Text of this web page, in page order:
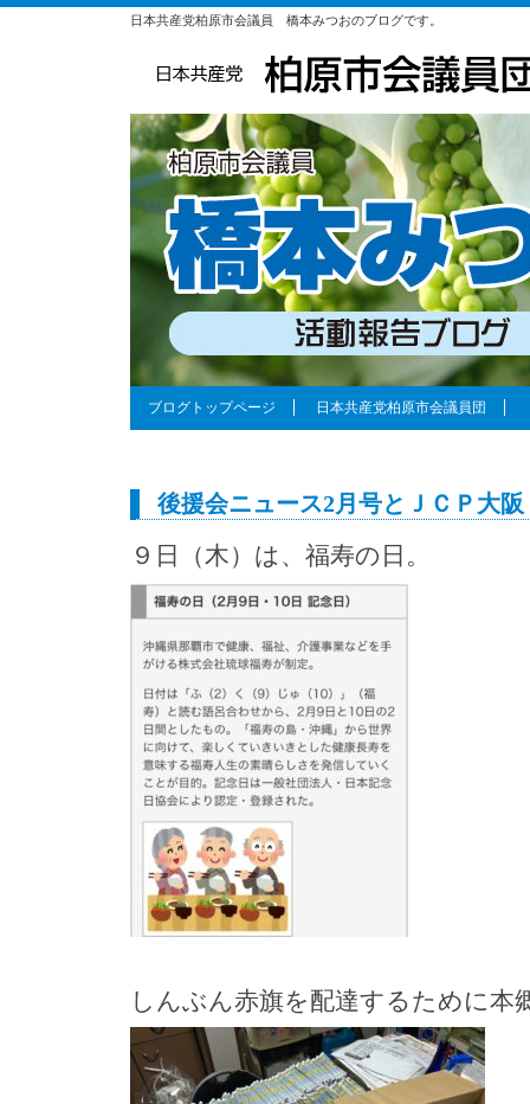
日本共産党柏原市会議員 橋本みつおのブログです。
ブログトップページ 日本共産党柏原市会議員団
後援会ニュース2月号とＪＣＰ大阪
９日（木）は、福寿の日。
しんぶん赤旗を配達するために本